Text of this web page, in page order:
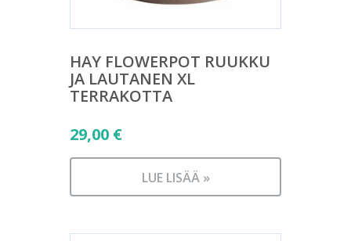
HAY FLOWERPOT RUUKKU
JA LAUTANEN XL
TERRAKOTTA
29,00 €
LUE LISÄÄ »